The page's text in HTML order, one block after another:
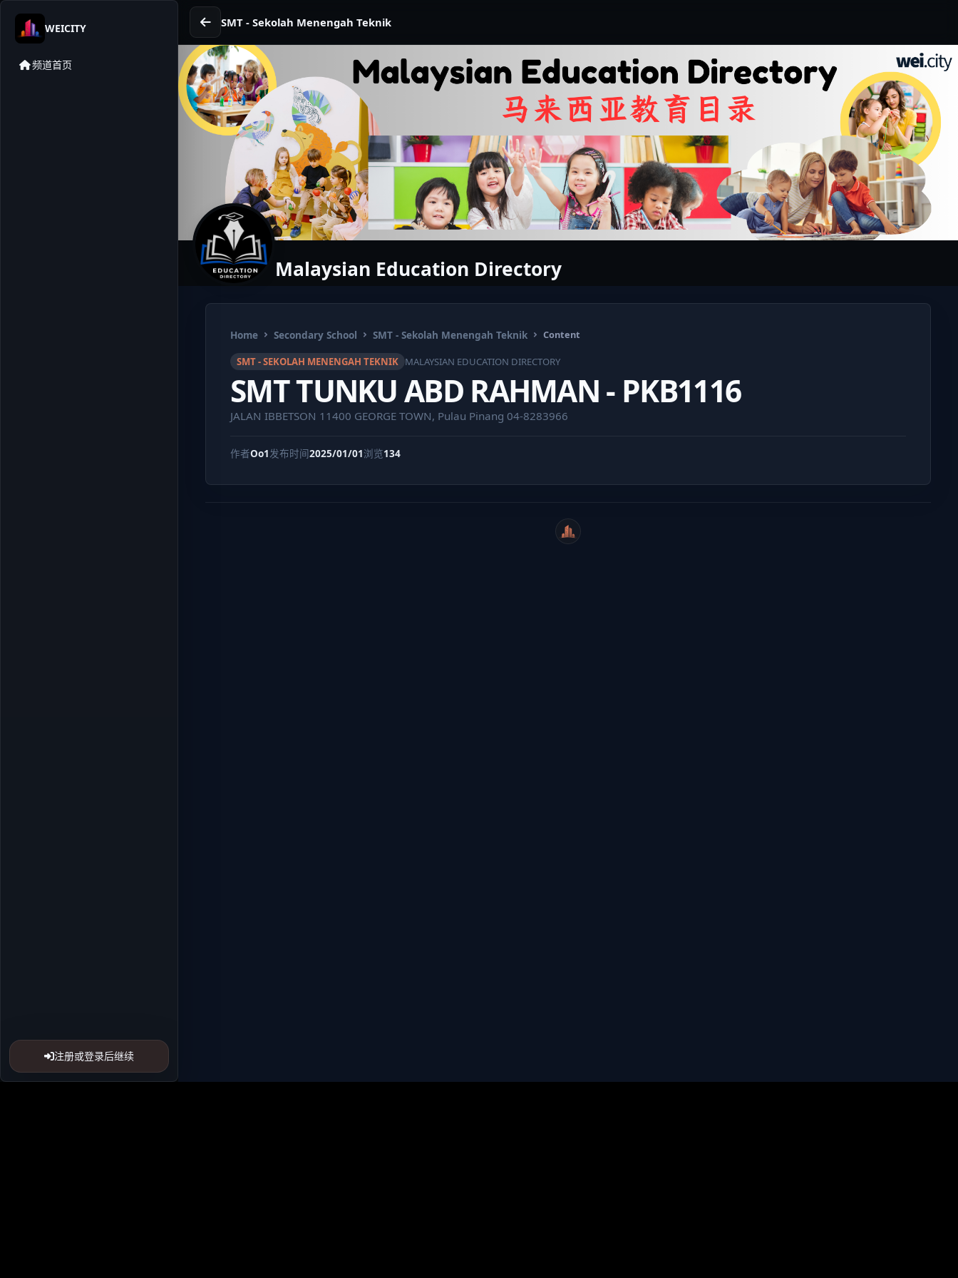
WEICITY
频道首页
注册或登录后继续
SMT - Sekolah Menengah Teknik
Malaysian Education Directory
Home Secondary School SMT - Sekolah Menengah Teknik Content
SMT - SEKOLAH MENENGAH TEKNIK MALAYSIAN EDUCATION DIRECTORY
SMT TUNKU ABD RAHMAN - PKB1116
JALAN IBBETSON 11400 GEORGE TOWN, Pulau Pinang 04-8283966
作者Oo1 发布时间2025/01/01浏览134
WeiCity